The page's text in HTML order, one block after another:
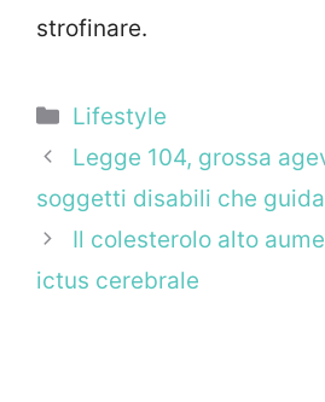
strofinare.
Categorie
Lifestyle
Legge 104, grossa
soggetti disabili che
Il colesterolo alto
ictus cerebrale